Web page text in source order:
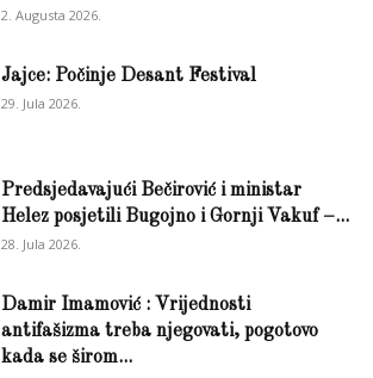
2. Augusta 2026.
Jajce: Počinje Desant Festival
29. Jula 2026.
Predsjedavajući Bečirović i ministar
Helez posjetili Bugojno i Gornji Vakuf –...
28. Jula 2026.
Damir Imamović : Vrijednosti
antifašizma treba njegovati, pogotovo
kada se širom...